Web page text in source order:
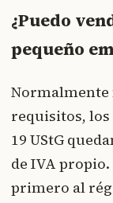
¿Puedo
pequeño
Normalmente
requisitos, los
19 UStG
de IVA
primero al